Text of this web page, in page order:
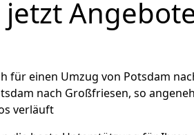
für einen Umzug von Potsdam
nach Großfriesen, so
verläuft